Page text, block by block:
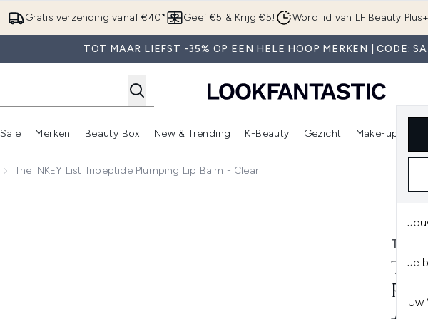
Overslaan naar de hoofdinhoud
Gratis verzending vanaf €40* Geef €5 & Krijg €5! Word lid van LF Beauty Plus+
TOT MAAR LIEFST -35% OP EEN HELE HOOP MERKEN | CODE:
Je
Uw
Enter submenu (Zomer)
Sale
Enter submenu (Sale)
Merken
Enter submenu (Merken)
Beauty Box
Enter submenu (Beauty Box)
New & Trending
Enter submenu (New & Trending)
K-Beauty
Enter submenu (K-Beauty)
Gezicht Make-up
The INKEY List Tripeptide Plumping Lip Balm - Clear
THE